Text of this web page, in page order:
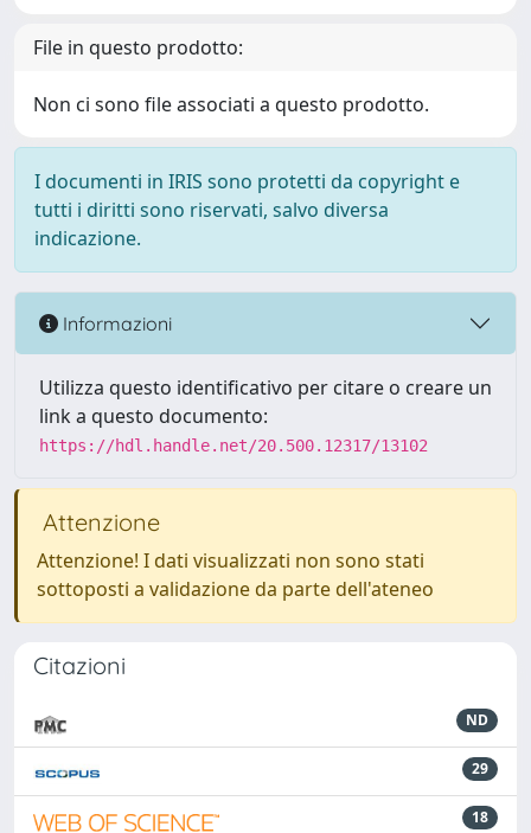
File in questo prodotto:
Non ci sono file associati a questo prodotto.
I documenti in IRIS sono protetti da copyright e
tutti i diritti sono riservati, salvo diversa
indicazione.
Informazioni
Utilizza questo identificativo per citare o creare un
link a questo documento:
https://hdl.handle.net/20.500.12317/13102
Attenzione
Attenzione! I dati visualizzati non sono stati
sottoposti a validazione da parte dell'ateneo
Citazioni
ND
29
18